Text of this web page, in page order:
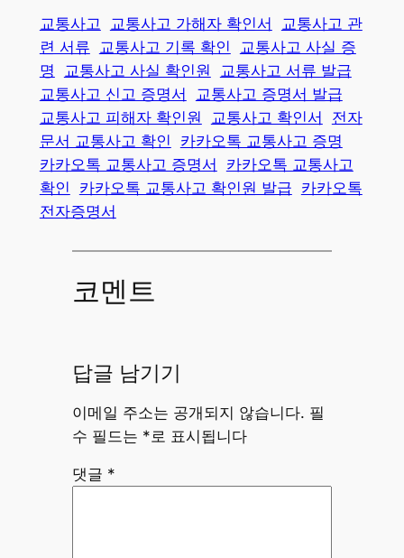
교통사고 교통사고 가해자 확인서
교통사고 관
련 서류
교통사고 기록 확인
교통사고 사실 증
명
교통사고 사실 확인원
교통사고 서류 발급
교통사고 신고 증명서
교통사고 증명서 발급
교통사고 피해자 확인원
교통사고 확인서
전자
문서 교통사고 확인
카카오톡 교통사고 증명
카카오톡 교통사고 증명서
카카오톡 교통사고
확인
카카오톡 교통사고 확인원 발급 카카오톡
전자증명서
코멘트
답글 남기기
이메일 주소는 공개되지 않습니다. 필
수 필드는 * 로 표시됩니다
댓글 *